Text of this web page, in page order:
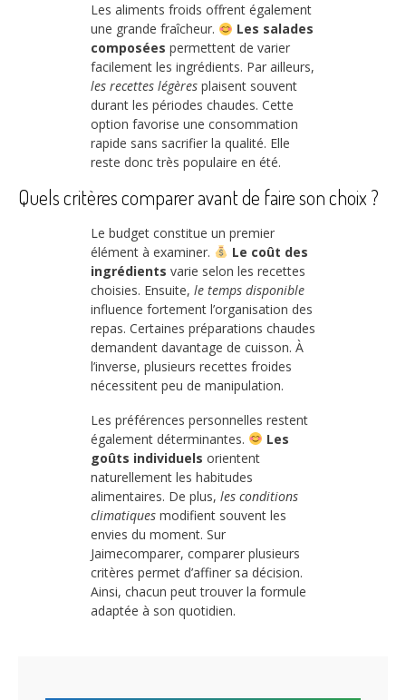
Les aliments froids offrent également
une grande fraîcheur.
Les salades
composées permettent de varier
facilement les ingrédients. Par ailleurs,
les recettes légères plaisent souvent
durant les périodes chaudes. Cette
option favorise une consommation
rapide sans sacrifier la qualité. Elle
reste donc très populaire en été.
Quels critères comparer avant de faire son choix ?
Le budget constitue un premier
élément à examiner.
Le coût des
ingrédients varie selon les recettes
choisies. Ensuite, le temps disponible
influence fortement l’organisation des
repas. Certaines préparations chaudes
demandent davantage de cuisson. À
l’inverse, plusieurs recettes froides
nécessitent peu de manipulation.
Les préférences personnelles restent
également déterminantes.
Les
goûts individuels orientent
naturellement les habitudes
alimentaires. De plus, les conditions
climatiques modifient souvent les
envies du moment. Sur
Jaimecomparer, comparer plusieurs
critères permet d’affiner sa décision.
Ainsi, chacun peut trouver la formule
adaptée à son quotidien.